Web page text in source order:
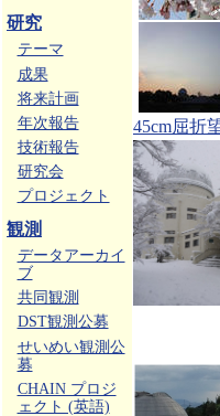
研究
テーマ
成果
将来計画
年次報告
技術報告
研究会
プロジェクト
観測
データアーカイ
ブ
共同観測
DST観測公募
せいめい観測公
募
CHAIN プロジ
ェクト (英語)
45cm屈折